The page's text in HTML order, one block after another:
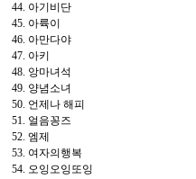
44. 아기비단
45. 아륙이
46. 아만다야
47. 아키
48. 앙마녀석
49. 양념소녀
50. 언제나 해피
51. 얼음꽁즈
52. 엠제
53. 여자의행복
54. 오잉오잉또잉